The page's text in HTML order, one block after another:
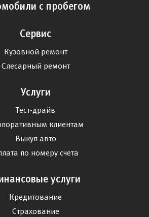
с пробегом
Сервис
Кузовной ремонт
Слесарный ремонт
Услуги
Тест-драйв
клиентам
Выкуп авто
по номеру счета
услуги
Кредитование
Страхование